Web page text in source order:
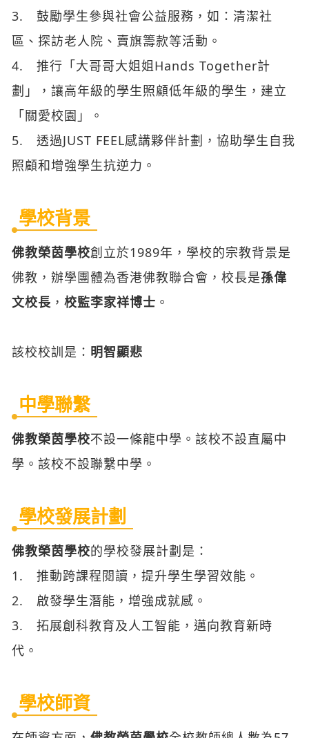
3. 鼓勵學生參與社會公益服務，如：清潔社
區、探訪老人院、賣旗籌款等活動。
4. 推行「大哥哥大姐姐Hands Together計
劃」，讓高年級的學生照顧低年級的學生，建立
「關愛校園」。
5. 透過JUST FEEL感講夥伴計劃，協助學生自我
照顧和增強學生抗逆力。
學校背景
佛教榮茵學校創立於1989年，學校的宗教背景是
佛教，辦學團體為香港佛教聯合會，校長是孫偉
文校長 ， 校監李家祥博士 。
該校校訓是： 明智顯悲
中學聯繫
佛教榮茵學校不設一條龍中學。該校不設直屬中
學。該校不設聯繫中學。
學校發展計劃
佛教榮茵學校的學校發展計劃是：
1. 推動跨課程閱讀，提升學生學習效能。
2. 啟發學生潛能，增強成就感。
3. 拓展創科教育及人工智能，邁向教育新時
代。
學校師資